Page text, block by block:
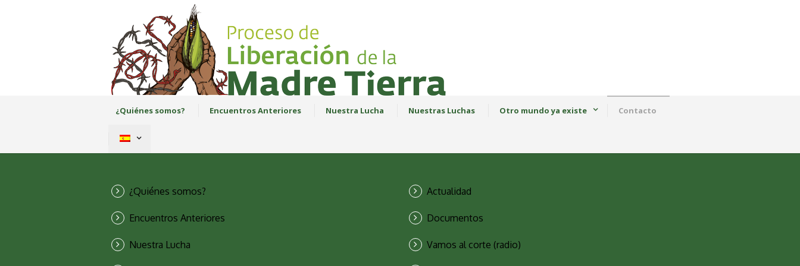
¿Quiénes somos? Encuentros Anteriores Nuestra Lucha Nuestras Luchas Otro mundo ya existe Contacto
¿Quiénes somos?
Encuentros Anteriores
Nuestra Lucha
Actualidad
Documentos
Vamos al corte (radio)